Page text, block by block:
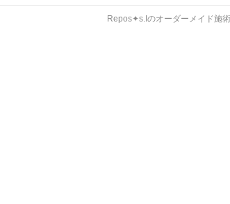
Repos✦s.Iのオーダーメイド施術